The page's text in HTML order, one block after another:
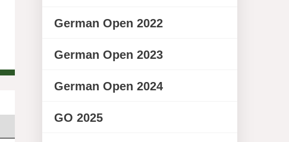
German Open 2022
German Open 2023
German Open 2024
GO 2025